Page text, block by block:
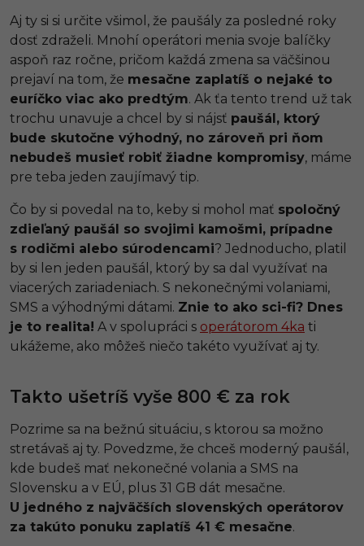
0
6
.
2
2
5
1
2
0
3
Aj ty si si určite všimol, že paušály za posledné roky
dosť zdraželi. Mnohí operátori menia svoje balíčky
aspoň raz ročne, pričom každá zmena sa väčšinou
prejaví na tom, že mesačne zaplatíš o nejaké to
euríčko viac ako predtým. Ak ťa tento trend už tak
trochu unavuje a chcel by si nájsť paušál, ktorý
bude skutočne výhodný, no zároveň pri ňom
nebudeš musieť robiť žiadne kompromisy, máme
pre teba jeden zaujímavý tip.
Čo by si povedal na to, keby si mohol mať spoločný
zdieľaný paušál so svojimi kamošmi, prípadne
s rodičmi alebo súrodencami? Jednoducho, platil
by si len jeden paušál, ktorý by sa dal využívať na
viacerých zariadeniach. S nekonečnými volaniami,
SMS a výhodnými dátami. Znie to ako sci-fi? Dnes
je to realita! A v spolupráci s operátorom 4ka ti
ukážeme, ako môžeš niečo takéto využívať aj ty.
Takto ušetríš vyše 800 € za rok
Pozrime sa na bežnú situáciu, s ktorou sa možno
stretávaš aj ty. Povedzme, že chceš moderný paušál,
kde budeš mať nekonečné volania a SMS na
Slovensku a v EÚ, plus 31 GB dát mesačne.
U jedného z najväčších slovenských operátorov
za takúto ponuku zaplatíš 41 € mesačne.